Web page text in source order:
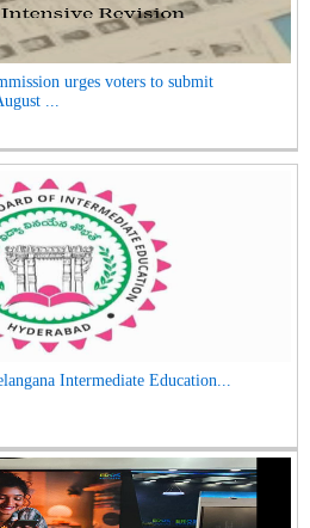
urges voters to submit
...
Intermediate Education...